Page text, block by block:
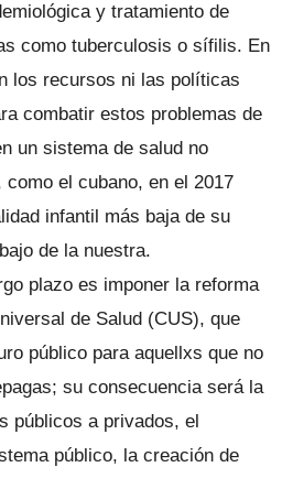
y tratamiento de
como tuberculosis o sífilis. En
los recursos ni las políticas
combatir estos problemas de
un sistema de salud no
el cubano, en el 2017
infantil más baja de su
de la nuestra.
plazo es imponer la reforma
de Salud (CUS), que
público para aquellxs que no
su consecuencia será la
públicos a privados, el
público, la creación de